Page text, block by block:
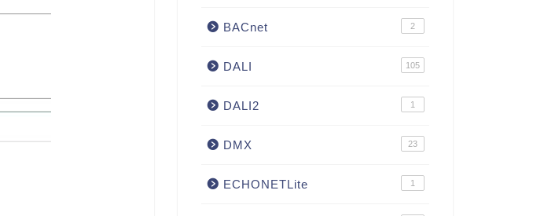
BACnet 2
DALI 105
DALI2 1
DMX 23
ECHONETLite 1